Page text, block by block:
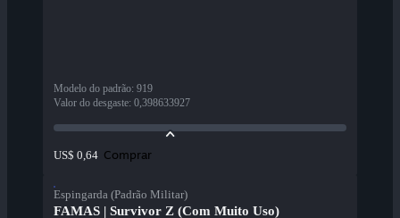
Modelo do padrão: 919
Valor do desgaste: 0,398633927
US$ 0,64 Comprar
Espingarda (Padrão Militar)
FAMAS | Survivor Z (Com Muito Uso)